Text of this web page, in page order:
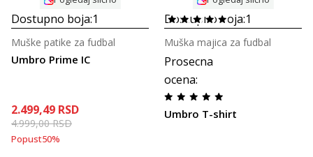
Dostupno boja:1
Umbro Prime IC
Muške patike za fudbal
2.499,49 RSD
4.999,00RSD
Popust50%
Dostupno boja:1
Prosecna
ocena:
Umbro T-shirt
Muška majica za fudbal